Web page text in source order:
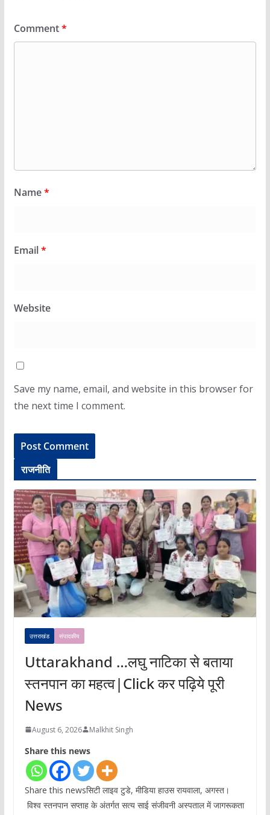
Comment*
Name*
Email*
Website
Save my name, email, and website in this browser for
the next time I comment.
राजनीति
उत्तराखंड संपादकीय
Uttarakhand …लघु नाटिका से बताया
स्तनपान का महत्व|Click कर पढ़िये पूरी
News
August 6, 2026 Malkhit Singh
Share this news
Share this newsसिटी लाइव टुडे, मीडिया हाउस रायवाला, अगस्त।
विश्व स्तनपान सप्ताह के अंतर्गत सत्य साई संजीवनी अस्पताल में जागरूकता